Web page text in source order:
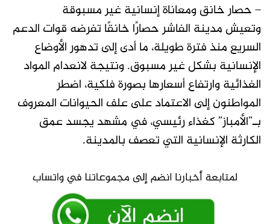
– حصار خانق ومعاناة إنسانية غير مسبوقة
وتعيش مدينة الفاشر حصارًا خانقًا تفرضه قوات الدعم
السريع منذ فترة طويلة، ما أدى إلى تدهور الأوضاع
الإنسانية بشكل غير مسبوق. ونتيجة لانعدام المواد
الغذائية وارتفاع أسعارها بصورة فلكية، اضطر
المواطنون إلى الاعتماد على علف الحيوانات المعروف
بـ”الأمباز” كغذاء رئيسي، في مشهد يجسد عمق
الكارثة الإنسانية التي تعصف بالمدينة.